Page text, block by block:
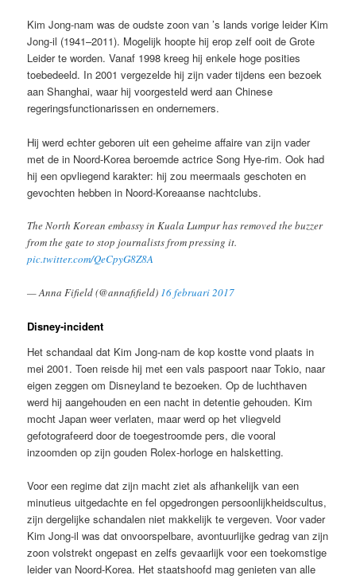
Kim Jong-nam was de oudste zoon van ’s lands vorige leider Kim
Jong-il (1941–2011). Mogelijk hoopte hij erop zelf ooit de Grote
Leider te worden. Vanaf 1998 kreeg hij enkele hoge posities
toebedeeld. In 2001 vergezelde hij zijn vader tijdens een bezoek
aan Shanghai, waar hij voorgesteld werd aan Chinese
regeringsfunctionarissen en ondernemers.
Hij werd echter geboren uit een geheime affaire van zijn vader
met de in Noord-Korea beroemde actrice Song Hye-rim. Ook had
hij een opvliegend karakter: hij zou meermaals geschoten en
gevochten hebben in Noord-Koreaanse nachtclubs.
The North Korean embassy in Kuala Lumpur has removed the buzzer
from the gate to stop journalists from pressing it.
pic.twitter.com/QeCpyG8Z8A
— Anna Fifield (@annafifield) 16 februari 2017
Disney-incident
Het schandaal dat Kim Jong-nam de kop kostte vond plaats in
mei 2001. Toen reisde hij met een vals paspoort naar Tokio, naar
eigen zeggen om Disneyland te bezoeken. Op de luchthaven
werd hij aangehouden en een nacht in detentie gehouden. Kim
mocht Japan weer verlaten, maar werd op het vliegveld
gefotografeerd door de toegestroomde pers, die vooral
inzoomden op zijn gouden Rolex-horloge en halsketting.
Voor een regime dat zijn macht ziet als afhankelijk van een
minutieus uitgedachte en fel opgedrongen persoonlijkheidscultus,
zijn dergelijke schandalen niet makkelijk te vergeven. Voor vader
Kim Jong-il was dat onvoorspelbare, avontuurlijke gedrag van zijn
zoon volstrekt ongepast en zelfs gevaarlijk voor een toekomstige
leider van Noord-Korea. Het staatshoofd mag genieten van alle